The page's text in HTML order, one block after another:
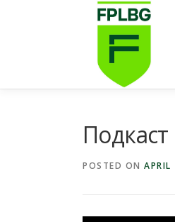
Подкаст
POSTED ON